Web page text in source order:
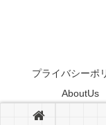
プライバシーポ
AboutUs